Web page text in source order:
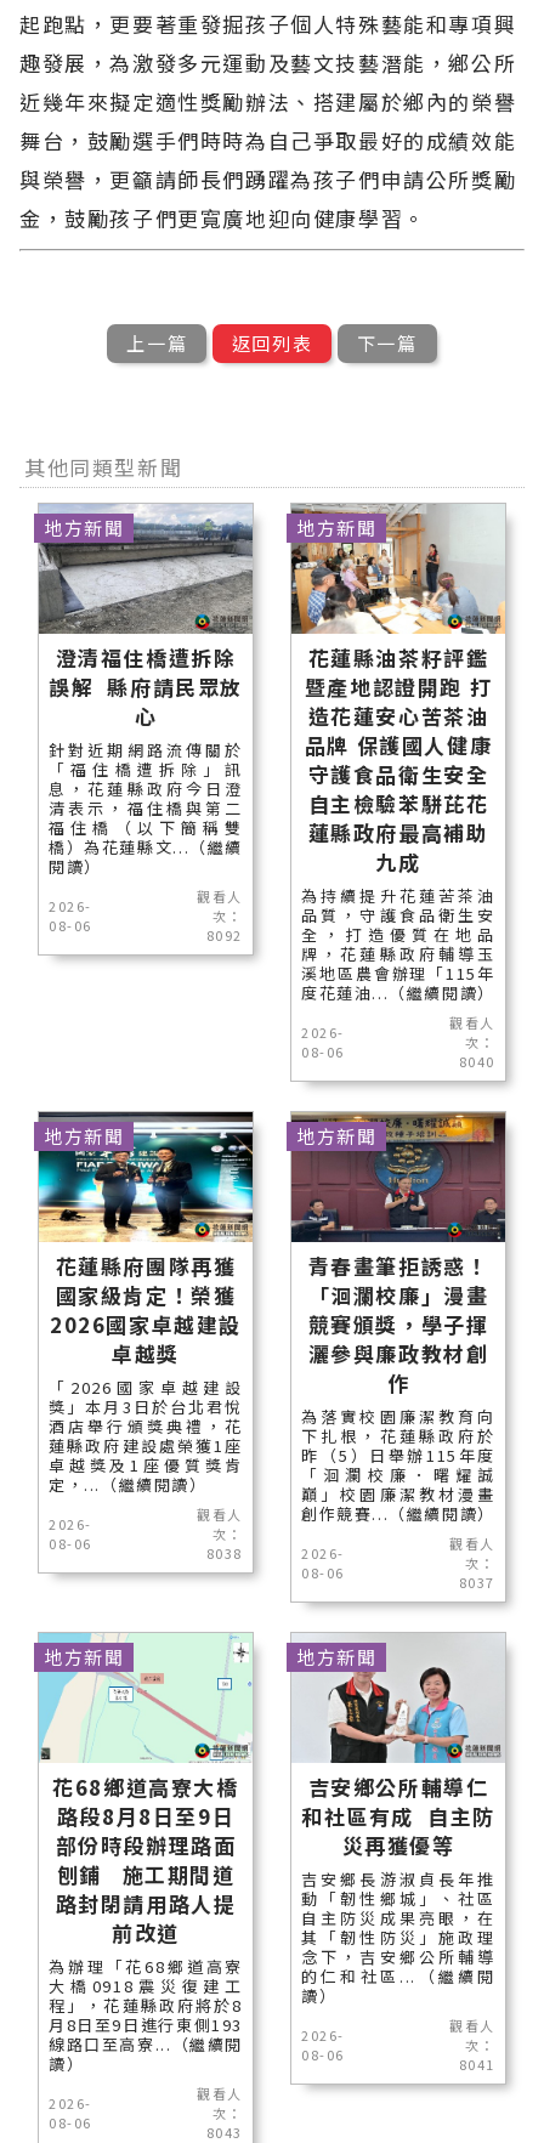
起跑點，更要著重發掘孩子個人特殊藝能和專項興
趣發展，為激發多元運動及藝文技藝潛能，鄉公所
近幾年來擬定適性獎勵辦法、搭建屬於鄉內的榮譽
舞台，鼓勵選手們時時為自己爭取最好的成績效能
與榮譽，更籲請師長們踴躍為孩子們申請公所獎勵
金，鼓勵孩子們更寬廣地迎向健康學習。
上一篇 返回列表 下一篇
其他同類型新聞
澄清福住橋遭拆除
誤解 縣府請民眾放
心
針對近期網路流傳關於
「福住橋遭拆除」訊
息，花蓮縣政府今日澄
清表示，福住橋與第二
福住橋（以下簡稱雙
橋）為花蓮縣文...（繼續
閱讀）
2026-
08-06
觀看人
次：
8092
地方新聞
花蓮縣油茶籽評鑑
暨產地認證開跑 打
造花蓮安心苦茶油
品牌 保護國人健康
守護食品衛生安全
自主檢驗苯駢芘花
蓮縣政府最高補助
九成
為持續提升花蓮苦茶油
品質，守護食品衛生安
全，打造優質在地品
牌，花蓮縣政府輔導玉
溪地區農會辦理「115年
度花蓮油...（繼續閱讀）
2026-
08-06
觀看人
次：
8040
地方新聞
花蓮縣府團隊再獲
國家級肯定！榮獲
2026國家卓越建設
卓越獎
「2026國家卓越建設
獎」本月3日於台北君悅
酒店舉行頒獎典禮，花
蓮縣政府建設處榮獲1座
卓越獎及1座優質獎肯
定，...（繼續閱讀）
2026-
08-06
觀看人
次：
8038
地方新聞
青春畫筆拒誘惑！
「洄瀾校廉」漫畫
競賽頒獎，學子揮
灑參與廉政教材創
作
為落實校園廉潔教育向
下扎根，花蓮縣政府於
昨（5）日舉辦115年度
「洄瀾校廉．曙耀誠
巔」校園廉潔教材漫畫
創作競賽...（繼續閱讀）
2026-
08-06
觀看人
次：
8037
地方新聞
花68鄉道高寮大橋
路段8月8日至9日
部份時段辦理路面
刨鋪 施工期間道
路封閉請用路人提
前改道
為辦理「花68鄉道高寮
大橋0918震災復建工
程」，花蓮縣政府將於8
月8日至9日進行東側193
線路口至高寮...（繼續閱
讀）
2026-
08-06
觀看人
次：
8043
地方新聞
吉安鄉公所輔導仁
和社區有成 自主防
災再獲優等
吉安鄉長游淑貞長年推
動「韌性鄉城」、社區
自主防災成果亮眼，在
其「韌性防災」施政理
念下，吉安鄉公所輔導
的仁和社區...（繼續閱
讀）
2026-
08-06
觀看人
次：
8041
地方新聞